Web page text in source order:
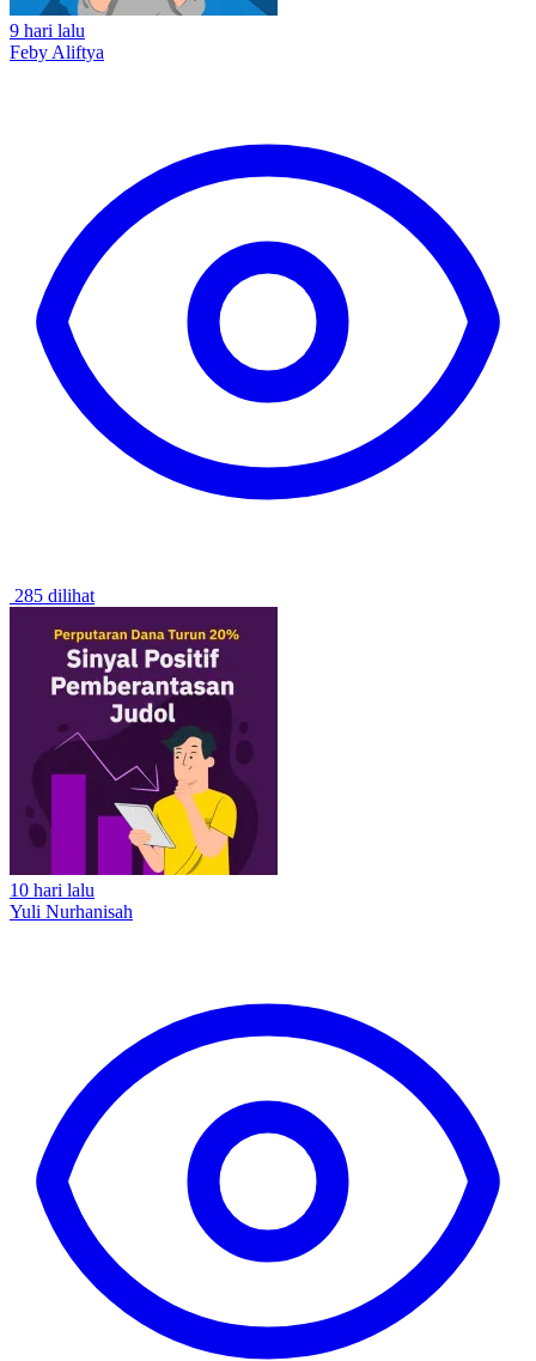
9 hari lalu
Feby Aliftya
285 dilihat
10 hari lalu
Yuli Nurhanisah